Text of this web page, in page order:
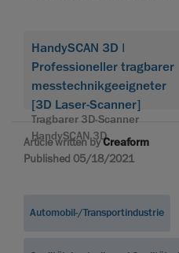
HandySCAN 3D |
Professioneller tragbarer
messtechnikgeeigneter
[3D Laser-Scanner]
Tragbarer 3D-Scanner
HandySCAN 3D
Article written byCreaform
Published 05/18/2021
Automobil-/Transportindustrie